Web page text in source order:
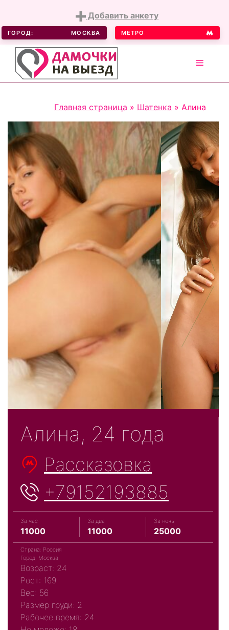
content
Добавить анкету
ГОРОД: МОСКВА МЕТРО
MENU
Главная страница » Шатенка » Алина
Алина, 24 года
Рассказовка
+79152193885
За час
11000
За два
11000
За ночь
25000
Страна: Россия
Город: Москва
Возраст: 24
Рост: 169
Вес: 56
Размер груди: 2
Рабочее время: 24